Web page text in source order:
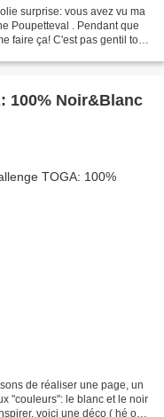
surprise: vous avez vu ma
Poupetteval . Pendant que
faire ça! C'est pas gentil tout
100% Noir&Blanc
de réaliser une page, un
"couleurs": le blanc et le noir
voici une déco ( hé oui